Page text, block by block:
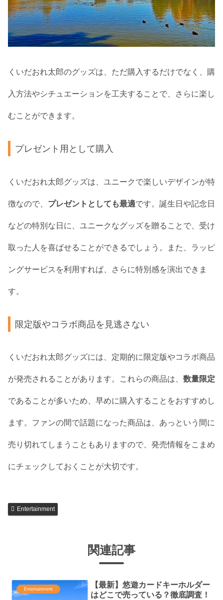
くいだおれ太郎のグッズは、ただ購入するだけでなく、購
入方法やシチュエーションを工夫することで、さらに楽し
むことができます。
プレゼント用として購入
くいだおれ太郎グッズは、ユニークで楽しいデザインが特
徴なので、 プレゼントとしても最適です。誕生日や記念日
などの特別な日に、ユニークなグッズを贈ることで、受け
取った人を喜ばせることができるでしょう。また、ラッピ
ングサービスを利用すれば、さらに特別感を演出できま
す。
限定版やコラボ商品を見逃さない
くいだおれ太郎グッズには、定期的に限定版やコラボ商品
が発売されることがあります。これらの商品は、 数量限定
であることが多いため、早めに購入することをおすすめし
ます。ファンの間で話題になった商品は、あっという間に
売り切れてしまうこともありますので、発売情報をこまめ
にチェックしておくことが大切です。
Entertainment
関連記事
Entertainment
【最新】悠遊カードキーホルダー
はどこで売っている？徹底調査！